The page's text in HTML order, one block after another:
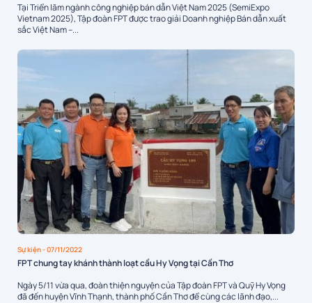
Tại Triển lãm ngành công nghiệp bán dẫn Việt Nam 2025 (SemiExpo
Vietnam 2025), Tập đoàn FPT được trao giải Doanh nghiệp Bán dẫn xuất
sắc Việt Nam –...
Sự kiện- 07/11/2022
FPT chung tay khánh thành loạt cầu Hy Vọng tại Cần Thơ
Ngày 5/11 vừa qua, đoàn thiện nguyện của Tập đoàn FPT và Quỹ Hy Vọng
đã đến huyện Vĩnh Thạnh, thành phố Cần Thơ để cùng các lãnh đạo,...